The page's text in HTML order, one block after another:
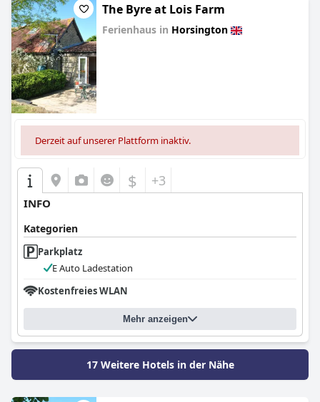
The Byre at Lois Farm
Ferienhaus in Horsington
Derzeit auf unserer Plattform inaktiv.
$ +3
INFO
Kategorien
Parkplatz
E Auto Ladestation
Kostenfreies WLAN
Mehr anzeigen
17 Weitere Hotels in der Nähe